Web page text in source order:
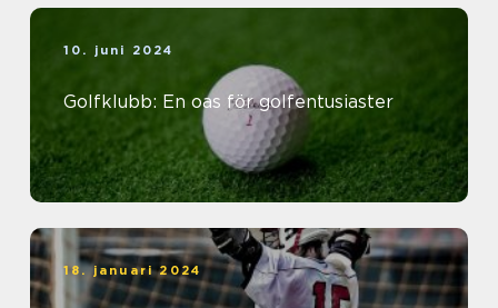
10. juni 2024
Golfklubb: En oas för golfentusiaster
18. januari 2024